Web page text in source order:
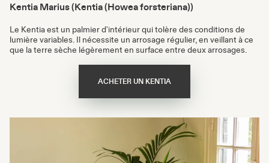
Kentia Marius (Kentia (Howea forsteriana))
Le Kentia est un palmier d'intérieur qui tolère des conditions de
lumière variables. Il nécessite un arrosage régulier, en veillant à ce
que la terre sèche légèrement en surface entre deux arrosages.
ACHETER UN KENTIA